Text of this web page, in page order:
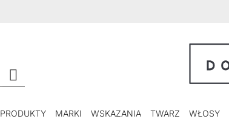
PRODUKTY MARKI WSKAZANIA TWARZ WŁOSY